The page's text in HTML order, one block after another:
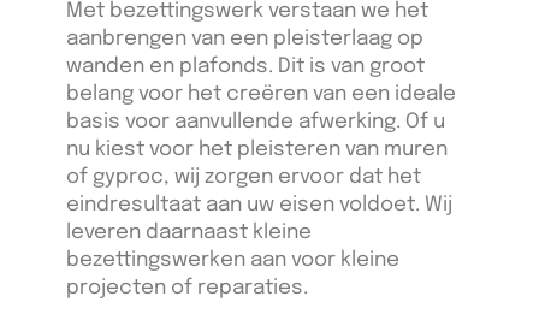
Met bezettingswerk verstaan we het
aanbrengen van een pleisterlaag op
wanden en plafonds. Dit is van groot
belang voor het creëren van een ideale
basis voor aanvullende afwerking. Of u
nu kiest voor het pleisteren van muren
of gyproc, wij zorgen ervoor dat het
eindresultaat aan uw eisen voldoet. Wij
leveren daarnaast kleine
bezettingswerken aan voor kleine
projecten of reparaties.